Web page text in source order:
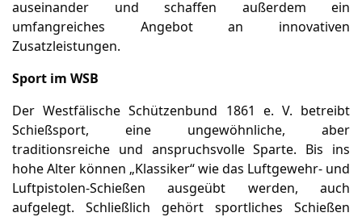
auseinander und schaffen außerdem ein
umfangreiches Angebot an innovativen
Zusatzleistungen.
Sport im WSB
Der Westfälische Schützenbund 1861 e. V. betreibt
Schießsport, eine ungewöhnliche, aber
traditionsreiche und anspruchsvolle Sparte. Bis ins
hohe Alter können „Klassiker“ wie das Luftgewehr- und
Luftpistolen-Schießen ausgeübt werden, auch
aufgelegt. Schließlich gehört sportliches Schießen